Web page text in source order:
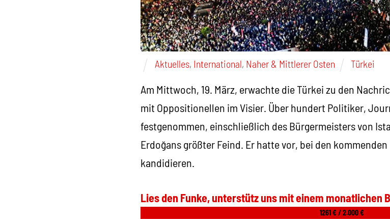
Aktuelles, International, Naher & Mittlerer Osten Türkei
Am Mittwoch, 19. März, erwachte die Türkei zu den
mit Oppositionellen im Visier. Über hundert Politiker,
festgenommen, einschließlich des Bürgermeisters von
Erdoğans größter Feind. Er hatte vor, bei den
kandidieren.
Lies den Funke, unterstütz uns mit einem monatlichen
1261 € / 2.000 €